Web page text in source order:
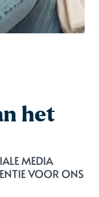
het
MEDIA
VOOR ONS